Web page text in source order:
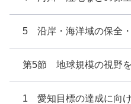
5 沿岸・海洋域の保全
第5節 地球規模の視野
1 愛知目標の達成に向